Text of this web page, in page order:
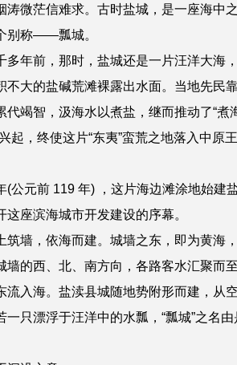
涛微茫信难求。古时盐城，是一座海中
别称——瓢城。
多年前，那时，盐城还是一片汪洋大海
不大的盐碱荒滩裸露出水面。当地先民
代竭智 ， 汲海水以煮盐，继而推动了“煮
起，终使这片“东夷”蛮荒之地落入中原
(公元前 119 年) ，这片海边滩涂地始建
座滨海城市开发建设的序幕。
筑墙，依海而建。城墙之东，即为黄海
墙的西、北、南方向，各路客水汇聚而
流入海。盐渎县城随地势附形而建，从
一只漂浮于汪洋中的水瓢，“瓢城”之名由